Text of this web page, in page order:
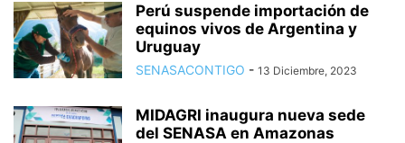
Perú suspende importación de
equinos vivos de Argentina y
Uruguay
SENASACONTIGO - 13 Diciembre, 2023
MIDAGRI inaugura nueva sede
del SENASA en Amazonas